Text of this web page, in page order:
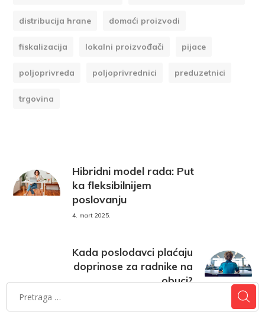
distribucija hrane domaći proizvodi
fiskalizacija lokalni proizvođači pijace
poljoprivreda poljoprivrednici preduzetnici
trgovina
Hibridni model rada: Put
ka fleksibilnijem
poslovanju
4. mart 2025.
Kada poslodavci plaćaju
doprinose za radnike na
obuci?